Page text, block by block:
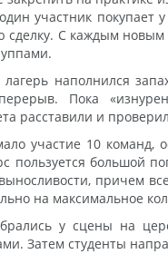
участник
С каждым новым
наполнился
Пока
расставили и
участие 10 команд,
пользуется большой
причем
на максимальное
у сцены на
Затем студенты